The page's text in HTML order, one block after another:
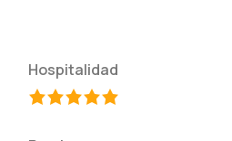
Hospitalidad